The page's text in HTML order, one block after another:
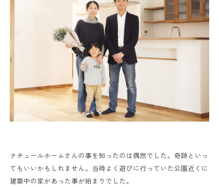
ナチュールホームさんの事を知ったのは偶然でした。奇跡といっ
てもいいかもしれません。当時よく遊びに行っていた公園近くに
建築中の家があった事が始まりでした。